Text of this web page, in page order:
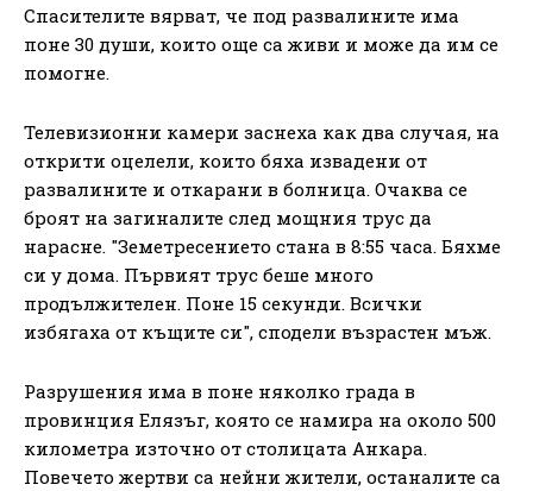
Спасителите вярват, че под развалините има
поне 30 души, които още са живи и може да им се
помогне.
Телевизионни камери заснеха как два случая, на
открити оцелели, които бяха извадени от
развалините и откарани в болница. Очаква се
броят на загиналите след мощния трус да
нарасне. "Земетресението стана в 8:55 часа. Бяхме
си у дома. Първият трус беше много
продължителен. Поне 15 секунди. Всички
избягаха от къщите си", сподели възрастен мъж.
Разрушения има в поне няколко града в
провинция Елязъг, която се намира на около 500
километра източно от столицата Анкара.
Повечето жертви са нейни жители, останалите са